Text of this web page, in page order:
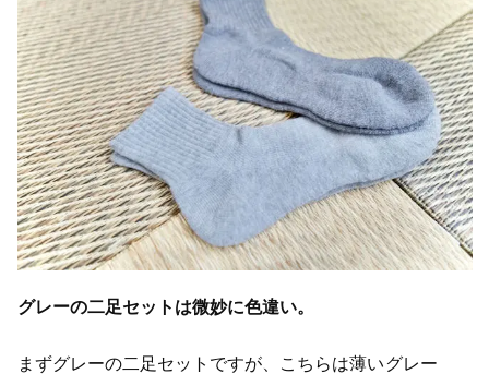
グレーの二足セットは微妙に色違い。
まずグレーの二足セットですが、こちらは薄いグレー